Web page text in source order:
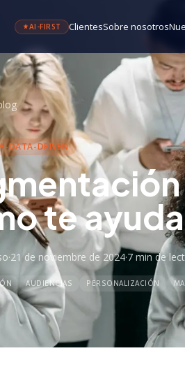
AI-FIRST ClientesSobre nosotros
DATA-DRIVEN
te ayuda
·21 de noviembre de 2024·7 min de
AUDIENCIAS PERSONALIZACIÓN